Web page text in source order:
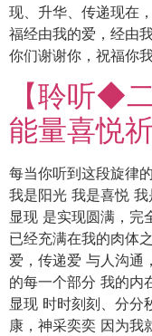
现、升华、传递现在
福经由我的爱，经由
你们谢谢你，祝福你
【聆听◆
能量喜悦
每当你听到这段旋律
我是阳光 我是喜悦
显现 是实现圆满，完
已经充满在我的肉体
爱，传递爱 与人沟通
的每一个部分 我的内
显现 时时刻刻、分分
康，神采奕奕 因为我